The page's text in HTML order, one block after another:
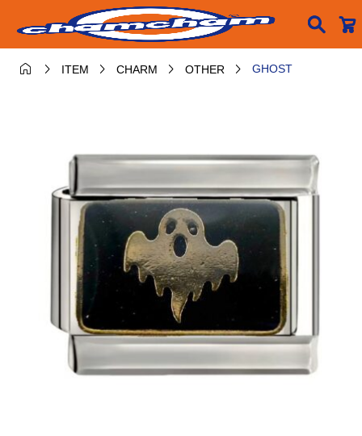

  ITEM  CHARM  OTHER  GHOST